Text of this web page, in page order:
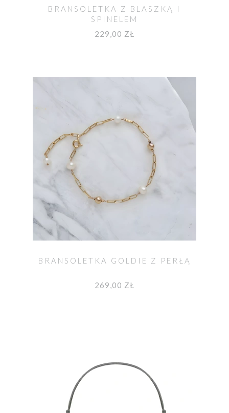
BRANSOLETKA Z BLASZKĄ I
SPINELEM
229,00 ZŁ
BRANSOLETKA GOLDIE Z PERŁĄ
269,00 ZŁ